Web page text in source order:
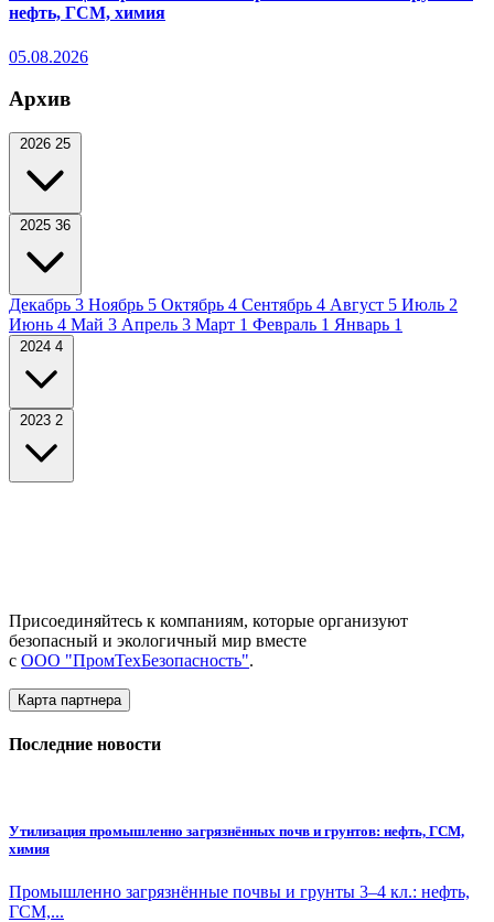
нефть, ГСМ, химия
05.08.2026
Архив
2026 25
2025 36
Декабрь 3 Ноябрь 5 Октябрь 4 Сентябрь 4 Август 5 Июль 2
Июнь 4 Май 3 Апрель 3 Март 1 Февраль 1 Январь 1
2024 4
2023 2
Присоединяйтесь к компаниям, которые организуют
безопасный и экологичный мир вместе
с ООО "ПромТехБезопасность".
Карта партнера
Последние новости
Утилизация промышленно загрязнённых почв и грунтов: нефть, ГСМ,
химия
Промышленно загрязнённые почвы и грунты 3–4 кл.: нефть,
ГСМ,...